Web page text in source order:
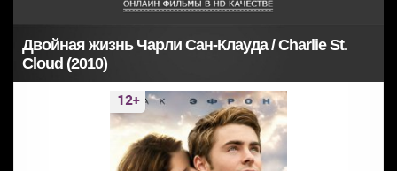
Двойная жизнь Чарли Сан-Клауда / Charlie St.
Cloud (2010)